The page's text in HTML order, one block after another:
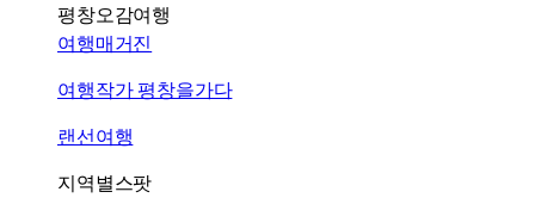
평창오감여행
여행매거진
여행작가 평창을가다
랜선여행
지역별스팟